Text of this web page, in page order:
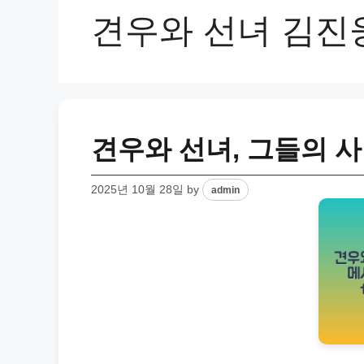
견우와 선녀 김진
견우와 선녀, 그들의
2025년 10월 28일 by admin